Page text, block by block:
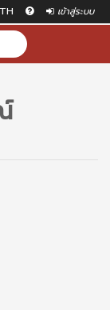
TH เข้าสู่ระบบ